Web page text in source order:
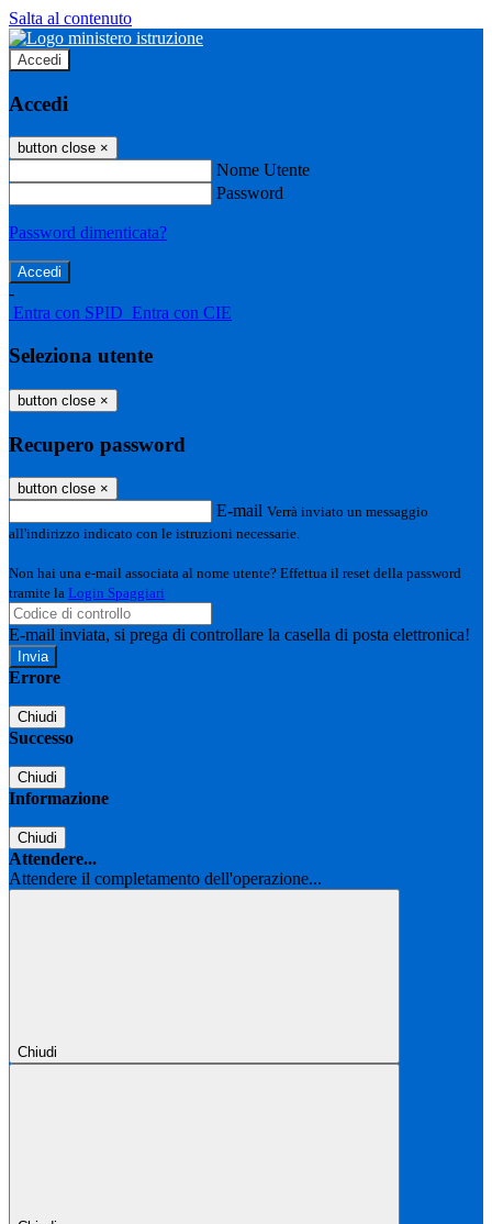
Salta al contenuto
Accedi
Accedi
button close ×
Nome Utente
Password
Password dimenticata?
-
Entra con SPID Entra con CIE
Seleziona utente
button close ×
Recupero password
button close ×
E-mail Verrà inviato un messaggio
all'indirizzo indicato con le istruzioni necessarie.
Non hai una e-mail associata al nome utente? Effettua il reset della password
tramite la Login Spaggiari
E-mail inviata, si prega di controllare la casella di posta elettronica!
Errore
Chiudi
Successo
Chiudi
Informazione
Chiudi
Attendere...
Attendere il completamento dell'operazione...
Chiudi